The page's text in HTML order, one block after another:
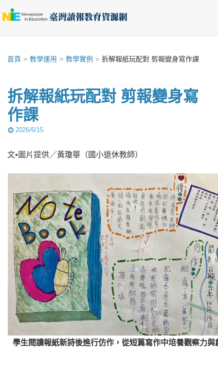
首頁 教學運用 教學實例 拆解報紙玩配對 剪報變身寫作課
拆解報紙玩配對 剪報變身寫
作課
2026/6/15
文•圖片提供／黃瓊華（國小退休教師）
學生閱讀報紙新詩後進行仿作，從短篇寫作中培養觀察力與